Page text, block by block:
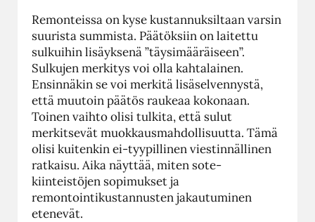
Remonteissa on kyse kustannuksiltaan varsin
suurista summista. Päätöksiin on laitettu
sulkuihin lisäyksenä ”täysimääräiseen”.
Sulkujen merkitys voi olla kahtalainen.
Ensinnäkin se voi merkitä lisäselvennystä,
että muutoin päätös raukeaa kokonaan.
Toinen vaihto olisi tulkita, että sulut
merkitsevät muokkausmahdollisuutta. Tämä
olisi kuitenkin ei-tyypillinen viestinnällinen
ratkaisu. Aika näyttää, miten sote-
kiinteistöjen sopimukset ja
remontointikustannusten jakautuminen
etenevät.